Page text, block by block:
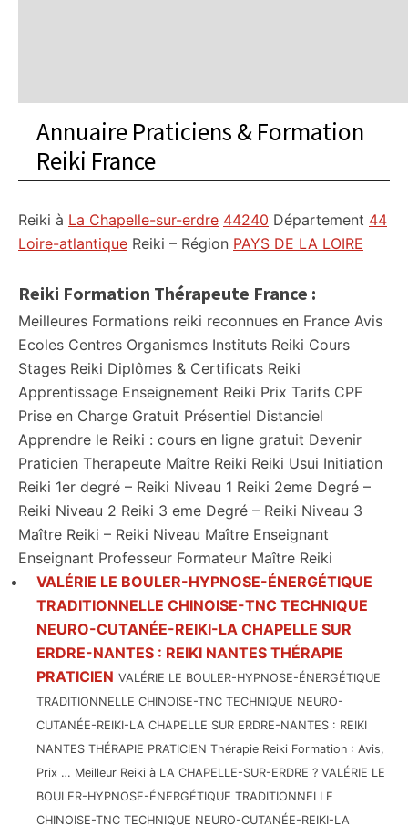
Annuaire Praticiens & Formation
Reiki France
Reiki à La Chapelle-sur-erdre 44240 Département 44
Loire-atlantique Reiki – Région PAYS DE LA LOIRE
Reiki Formation Thérapeute France :
Meilleures Formations reiki reconnues en France Avis
Ecoles Centres Organismes Instituts Reiki Cours
Stages Reiki Diplômes & Certificats Reiki
Apprentissage Enseignement Reiki Prix Tarifs CPF
Prise en Charge Gratuit Présentiel Distanciel
Apprendre le Reiki : cours en ligne gratuit Devenir
Praticien Therapeute Maître Reiki Reiki Usui Initiation
Reiki 1er degré – Reiki Niveau 1 Reiki 2eme Degré –
Reiki Niveau 2 Reiki 3 eme Degré – Reiki Niveau 3
Maître Reiki – Reiki Niveau Maître Enseignant
Enseignant Professeur Formateur Maître Reiki
VALÉRIE LE BOULER-HYPNOSE-ÉNERGÉTIQUE
TRADITIONNELLE CHINOISE-TNC TECHNIQUE
NEURO-CUTANÉE-REIKI-LA CHAPELLE SUR
ERDRE-NANTES : REIKI NANTES THÉRAPIE
PRATICIEN VALÉRIE LE BOULER-HYPNOSE-ÉNERGÉTIQUE
TRADITIONNELLE CHINOISE-TNC TECHNIQUE NEURO-
CUTANÉE-REIKI-LA CHAPELLE SUR ERDRE-NANTES : REIKI
NANTES THÉRAPIE PRATICIEN Thérapie Reiki Formation : Avis,
Prix … Meilleur Reiki à LA CHAPELLE-SUR-ERDRE ? VALÉRIE LE
BOULER-HYPNOSE-ÉNERGÉTIQUE TRADITIONNELLE
CHINOISE-TNC TECHNIQUE NEURO-CUTANÉE-REIKI-LA